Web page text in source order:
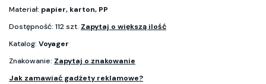
Materiał: papier, karton, PP
Dostępność: 112 szt. Zapytaj o większą ilość
Katalog: Voyager
Znakowanie: Zapytaj o znakowanie
Jak zamawiać gadżety reklamowe?